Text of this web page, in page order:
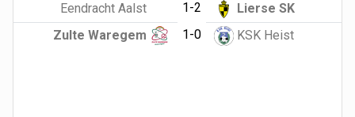
Eendracht Aalst
1-2
Lierse SK
Zulte Waregem
1-0 KSK Heist